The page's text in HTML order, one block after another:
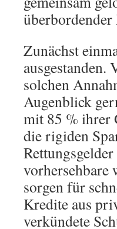
Zunächst
solchen
Augenblick
mit 85 % ihrer
die rigiden
sorgen für
Kredite aus
verkündete